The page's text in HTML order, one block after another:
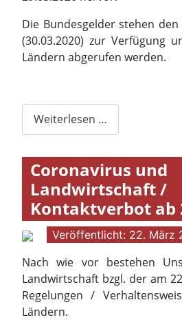
Die Bundesgelder stehen
(30.03.2020) zur Verfügung
Ländern abgerufen werden.
Weiterlesen …
Coronavirus und
Landwirtschaft /
Kontaktverbot ab
Veröffentlicht: 22. März
Nach wie vor bestehen
Landwirtschaft bzgl. der am
Regelungen /
Ländern.